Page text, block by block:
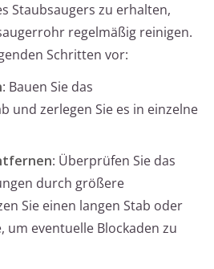
Staubsaugers zu erhalten,
regelmäßig reinigen.
Schritten vor:
: Bauen Sie das
und zerlegen Sie es in einzelne
: Überprüfen Sie das
durch größere
Sie einen langen Stab oder
um eventuelle Blockaden zu